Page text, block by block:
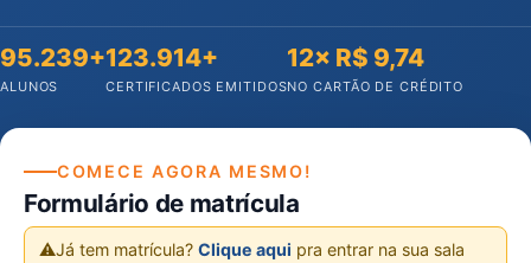
95.239+
ALUNOS
123.914+
CERTIFICADOS EMITIDOS
12× R$ 9,74
NO CARTÃO DE CRÉDITO
COMECE AGORA MESMO!
Formulário de matrícula
⚠️Já tem matrícula? Clique aqui pra entrar na sua sala